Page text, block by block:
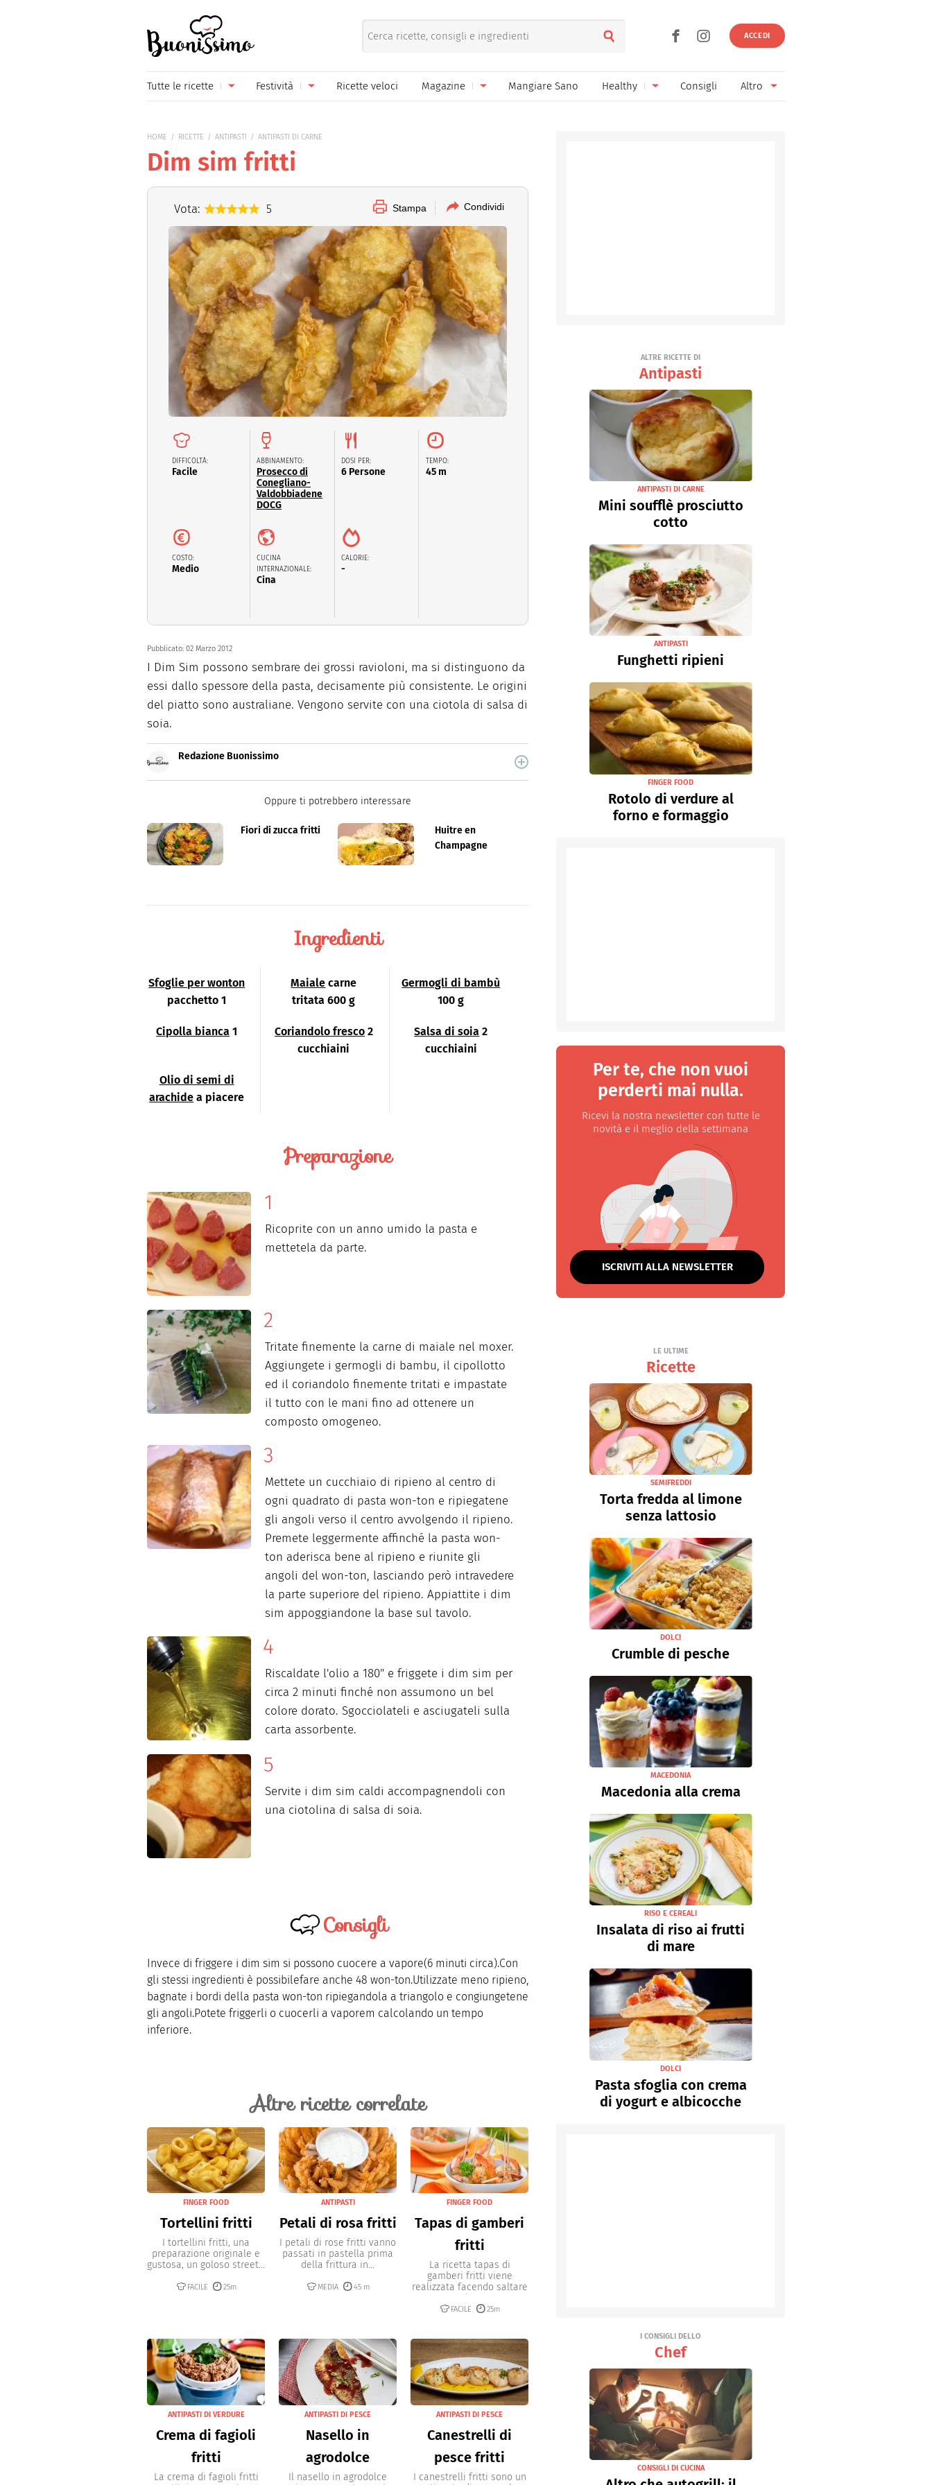
ACCEDI
Tutte le ricette
Primi piatti
Piatti unici Marmellate e confetture
Contorni Conserve
Formaggi Ricette di base
Frutta Bevande
Dolci
Festività
Carnevale
Festa del Papà
Halloween
Natale
Pasqua
San Valentino
Ricette veloci Magazine Mangiare Sano Healthy Consigli Altro
HOME RICETTE ANTIPASTI ANTIPASTI DI CARNE
Dim sim fritti
Vota: 5 Stampa Condividi
DIFFICOLTÀ:
Facile
ABBINAMENTO:
Prosecco di
Conegliano-
Valdobbiadene
DOCG
COSTO:
Medio
CUCINA
INTERNAZIONALE:
Cina
DOSI PER:
6 Persone
CALORIE:
-
TEMPO:
45 m
Pubblicato: 02 Marzo 2012
I Dim Sim possono sembrare dei grossi ravioloni, ma si distinguono da
essi dallo spessore della pasta, decisamente più consistente. Le origini
del piatto sono australiane. Vengono servite con una ciotola di salsa di
soia.
Redazione Buonissimo
Buonissimo è il magazine di cucina di Italiaonline nel quale trovi idee veloci,
facili e spiegate passo passo.
Oppure ti potrebbero interessare
Fiori di zucca fritti
Huitre en
Champagne
Ingredienti
Sfoglie per wonton
pacchetto 1
Maiale carne
tritata 600 g
Germogli di bambù
100 g
Cipolla bianca 1 Coriandolo fresco 2
cucchiaini
Salsa di soia 2
cucchiaini
Olio di semi di
arachide a piacere
Preparazione
Ricoprite con un anno umido la pasta e
mettetela da parte.
Tritate finemente la carne di maiale nel moxer.
Aggiungete i germogli di bambu, il cipollotto
ed il coriandolo finemente tritati e impastate
il tutto con le mani fino ad ottenere un
composto omogeneo.
Mettete un cucchiaio di ripieno al centro di
ogni quadrato di pasta won-ton e ripiegatene
gli angoli verso il centro avvolgendo il ripieno.
Premete leggermente affinché la pasta won-
ton aderisca bene al ripieno e riunite gli
angoli del won-ton, lasciando però intravedere
la parte superiore del ripieno. Appiattite i dim
sim appoggiandone la base sul tavolo.
Riscaldate l'olio a 180" e friggete i dim sim per
circa 2 minuti finché non assumono un bel
colore dorato. Sgocciolateli e asciugateli sulla
carta assorbente.
Servite i dim sim caldi accompagnendoli con
una ciotolina di salsa di soia.
Consigli
Invece di friggere i dim sim si possono cuocere a vapore(6 minuti circa).Con
gli stessi ingredienti è possibilefare anche 48 won-ton.Utilizzate meno ripieno,
bagnate i bordi della pasta won-ton ripiegandola a triangolo e congiungetene
gli angoli.Potete friggerli o cuocerli a vaporem calcolando un tempo
inferiore.
Altre ricette correlate
FINGER FOOD
Tortellini fritti
I tortellini fritti, una
preparazione originale e
gustosa, un goloso street...
FACILE 25m
ANTIPASTI
Petali di rosa fritti
I petali di rose fritti vanno
passati in pastella prima
della frittura in...
MEDIA 45 m
FINGER FOOD
Tapas di gamberi
fritti
La ricetta tapas di
gamberi fritti viene
realizzata facendo saltare
i...
FACILE 25m
ANTIPASTI DI VERDURE
Crema di fagioli
fritti
La crema di fagioli fritti
ANTIPASTI DI PESCE
Nasello in
agrodolce
Il nasello in agrodolce
ANTIPASTI DI PESCE
Canestrelli di
pesce fritti
I canestrelli fritti sono un
ALTRE RICETTE DI
Antipasti
ANTIPASTI DI CARNE
Mini soufflè prosciutto
cotto
ANTIPASTI
Funghetti ripieni
FINGER FOOD
Rotolo di verdure al
forno e formaggio
Per te, che non vuoi
perderti mai nulla.
Ricevi la nostra newsletter con tutte le
novità e il meglio della settimana
ISCRIVITI ALLA NEWSLETTER
LE ULTIME
Ricette
SEMIFREDDI
Torta fredda al limone
senza lattosio
DOLCI
Crumble di pesche
MACEDONIA
Macedonia alla crema
RISO E CEREALI
Insalata di riso ai frutti
di mare
DOLCI
Pasta sfoglia con crema
di yogurt e albicocche
I CONSIGLI DELLO
Chef
CONSIGLI DI CUCINA